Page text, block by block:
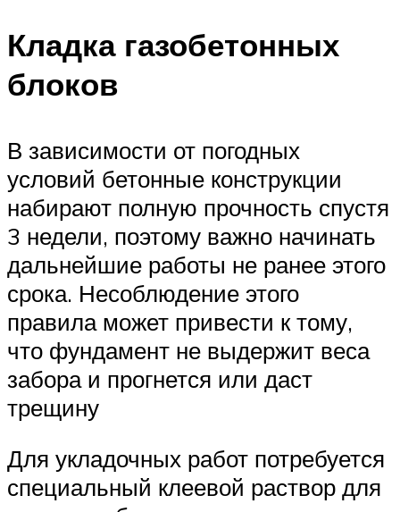
Кладка газобетонных
блоков
В зависимости от погодных
условий бетонные конструкции
набирают полную прочность спустя
3 недели, поэтому важно начинать
дальнейшие работы не ранее этого
срока. Несоблюдение этого
правила может привести к тому,
что фундамент не выдержит веса
забора и прогнется или даст
трещину
Для укладочных работ потребуется
специальный клеевой раствор для